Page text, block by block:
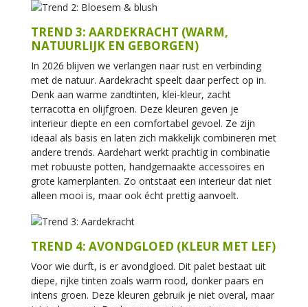
TREND 3: AARDEKRACHT (WARM,
NATUURLIJK EN GEBORGEN)
In 2026 blijven we verlangen naar rust en verbinding
met de natuur. Aardekracht speelt daar perfect op in.
Denk aan warme zandtinten, klei-kleur, zacht
terracotta en olijfgroen. Deze kleuren geven je
interieur diepte en een comfortabel gevoel. Ze zijn
ideaal als basis en laten zich makkelijk combineren met
andere trends. Aardehart werkt prachtig in combinatie
met robuuste potten, handgemaakte accessoires en
grote kamerplanten. Zo ontstaat een interieur dat niet
alleen mooi is, maar ook écht prettig aanvoelt.
TREND 4: AVONDGLOED (KLEUR MET LEF)
Voor wie durft, is er avondgloed. Dit palet bestaat uit
diepe, rijke tinten zoals warm rood, donker paars en
intens groen. Deze kleuren gebruik je niet overal, maar